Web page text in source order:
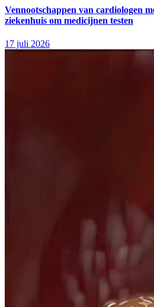
Vennootschappen van cardiologen
ziekenhuis om medicijnen testen
17 juli 2026